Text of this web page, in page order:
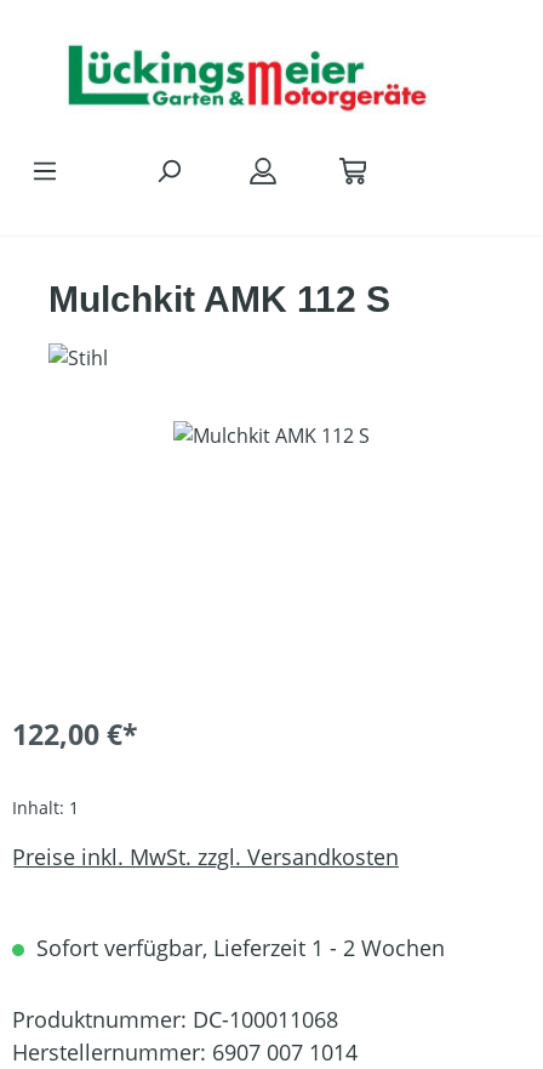
Mulchkit AMK 112 S
Bildergalerie überspringen
122,00 €*
Inhalt: 1
Preise inkl. MwSt. zzgl. Versandkosten
Sofort verfügbar, Lieferzeit 1 - 2 Wochen
Produktnummer: DC-100011068
Herstellernummer: 6907 007 1014